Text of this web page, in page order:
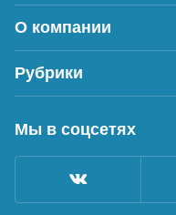
О компании
Рубрики
Мы в соцсетях